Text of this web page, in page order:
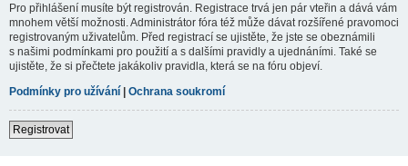
Pro přihlášení musíte být registrován. Registrace trvá jen pár vteřin a dává vám
mnohem větší možnosti. Administrátor fóra též může dávat rozšířené pravomoci
registrovaným uživatelům. Před registrací se ujistěte, že jste se obeznámili
s našimi podmínkami pro použití a s dalšími pravidly a ujednáními. Také se
ujistěte, že si přečtete jakákoliv pravidla, která se na fóru objeví.
Podmínky pro užívání | Ochrana soukromí
Registrovat